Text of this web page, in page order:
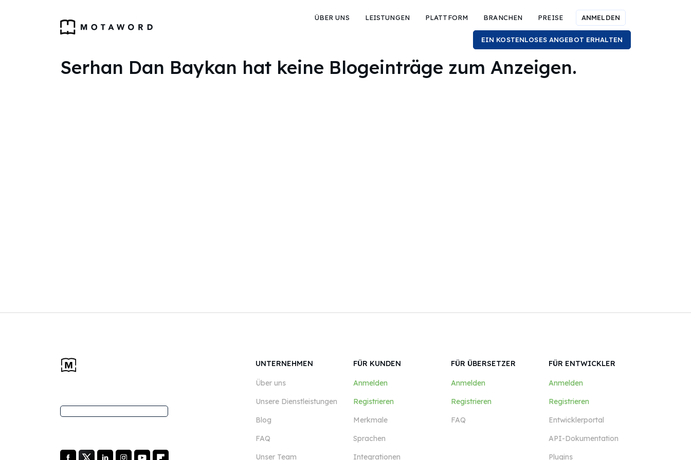
ÜBER UNS LEISTUNGEN PLATTFORM BRANCHEN PREISE ANMELDEN
EIN KOSTENLOSES ANGEBOT ERHALTEN
Serhan Dan Baykan hat keine Blogeinträge zum Anzeigen.
UNTERNEHMEN
Über uns
Unsere Dienstleistungen
Blog
FAQ
Unser Team
FÜR KUNDEN
Anmelden
Registrieren
Merkmale
Sprachen
Integrationen
FÜR ÜBERSETZER
Anmelden
Registrieren
FAQ
FÜR ENTWICKLER
Anmelden
Registrieren
Entwicklerportal
API-Dokumentation
Plugins